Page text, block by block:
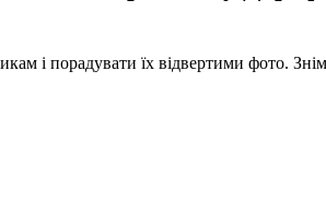
і порадувати їх відвертими фото.